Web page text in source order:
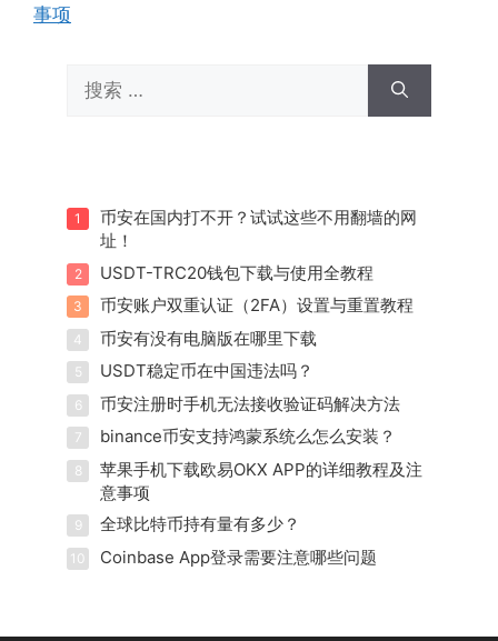
事项
索：
1
币安在国内打不开？试试这些不用翻墙的网
址！
2 USDT-TRC20钱包下载与使用全教程
3 币安账户双重认证（2FA）设置与重置教程
4 币安有没有电脑版在哪里下载
5 USDT稳定币在中国违法吗？
6 币安注册时手机无法接收验证码解决方法
7 binance币安支持鸿蒙系统么怎么安装？
8
苹果手机下载欧易OKX APP的详细教程及注
意事项
9 全球比特币持有量有多少？
10 Coinbase App登录需要注意哪些问题